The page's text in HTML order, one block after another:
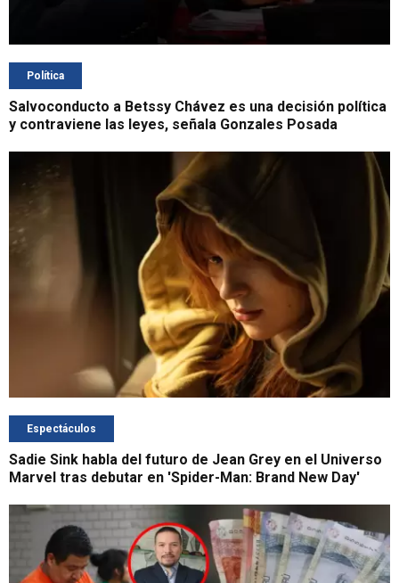
Política
Salvoconducto a Betssy Chávez es una decisión política
y contraviene las leyes, señala Gonzales Posada
Espectáculos
Sadie Sink habla del futuro de Jean Grey en el Universo
Marvel tras debutar en 'Spider-Man: Brand New Day'